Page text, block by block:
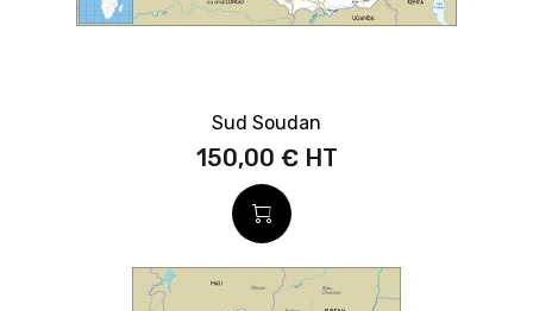
Sud Soudan
150,00 €